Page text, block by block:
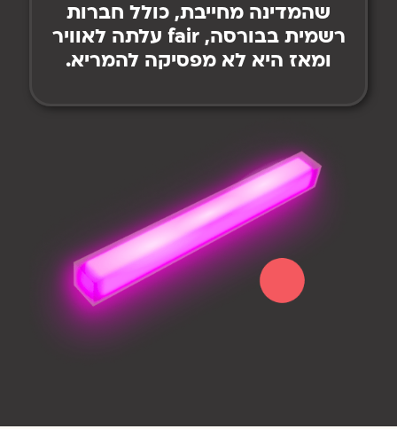
שהמדינה מחייבת, כולל חברות
רשמית בבורסה, fair עלתה לאוויר
ומאז היא לא מפסיקה להמריא.